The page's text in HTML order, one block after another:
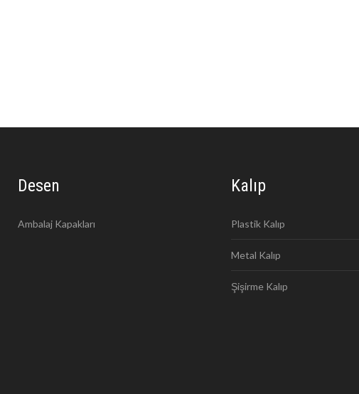
Desen
Ambalaj Kapakları
Kalıp
Plastik Kalıp
Metal Kalıp
Şişirme Kalıp